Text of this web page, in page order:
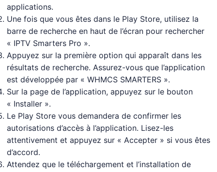
applications.
Une fois que vous êtes dans le Play Store, utilisez la
barre de recherche en haut de l’écran pour rechercher
« IPTV Smarters Pro ».
Appuyez sur la première option qui apparaît dans les
résultats de recherche. Assurez-vous que l’application
est développée par « WHMCS SMARTERS ».
Sur la page de l’application, appuyez sur le bouton
« Installer ».
Le Play Store vous demandera de confirmer les
autorisations d’accès à l’application. Lisez-les
attentivement et appuyez sur « Accepter » si vous êtes
d’accord.
Attendez que le téléchargement et l’installation de